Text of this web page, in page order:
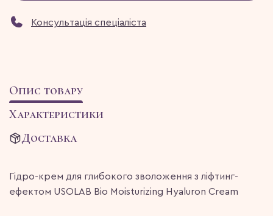
Консультація спеціаліста
Опис товару
Характеристики
Доставка
Гідро-крем для глибокого зволоження з ліфтинг-
ефектом USOLAB Bio Moisturizing Hyaluron Cream